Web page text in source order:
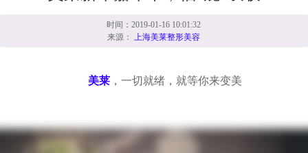
时间：2019-01-16 10:01:32
来源：上海美莱整形美容
美莱 ，一切就绪，就等你来变美